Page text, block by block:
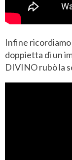
Infine
doppietta di un
DIVINO rubò la